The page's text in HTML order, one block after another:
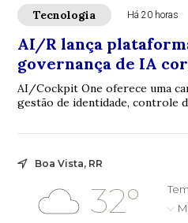
Tecnologia Há 20 horas
AI/R lança
governança de IA
AI/Cockpit One oferece uma
gestão de identidade, controle
Boa Vista, RR
32°